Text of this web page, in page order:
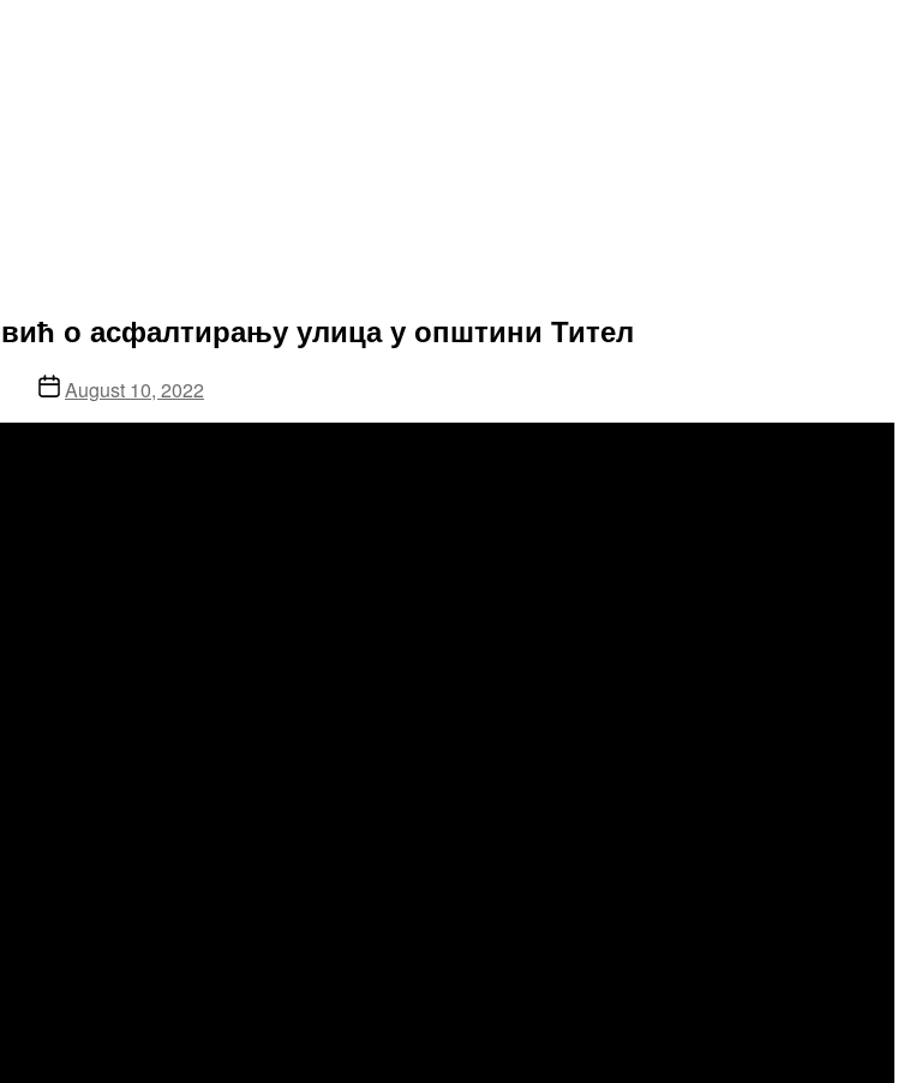
о асфалтирању улица у општини Тител
PostAugust 10, 2022